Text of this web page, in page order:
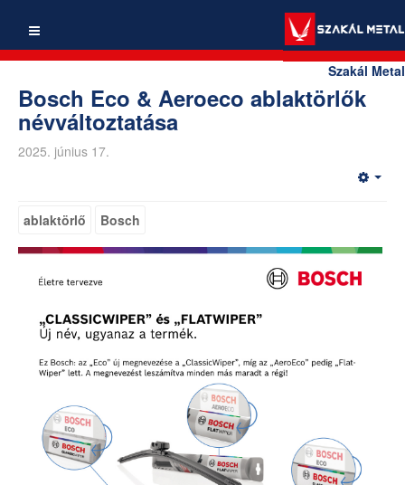
Szakál Metal
Bosch Eco & Aeroeco ablaktörlők
névváltoztatása
2025. június 17.
ablaktörlő Bosch